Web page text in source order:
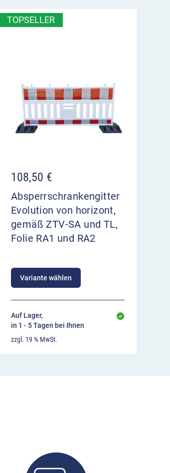
TOPSELLER
108,50 €
Absperrschrankengitter
Evolution von horizont,
gemäß ZTV-SA und TL,
Folie RA1 und RA2
Variante wählen
Auf Lager,
in 1 - 5 Tagen bei Ihnen
zzgl. 19 % MwSt.